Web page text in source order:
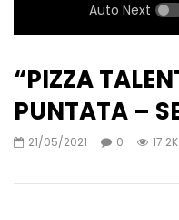
Auto Next
“PIZZA
PUNTATA –
21/05/2021 0 17.2K